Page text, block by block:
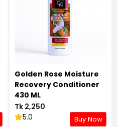
Golden Rose Moisture
Recovery Conditioner
430 ML
Tk 2,250
5.0
Buy Now